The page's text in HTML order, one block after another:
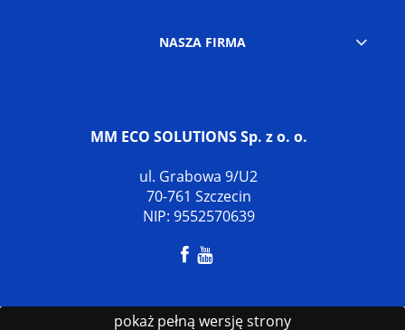
NASZA FIRMA
MM ECO SOLUTIONS Sp. z o. o.
ul. Grabowa 9/U2
70-761 Szczecin
NIP: 9552570639
pokaż pełną wersję strony